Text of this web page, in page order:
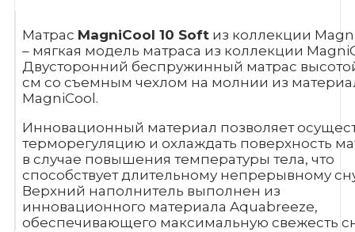
Матрас MagniCool 10 Soft из коллекции
– мягкая модель матраса из коллекции
Двусторонний беспружинный матрас
см со съемным чехлом на молнии из
MagniCool.
Инновационный материал позволяет
терморегуляцию и охлаждать поверхность
в случае повышения температуры тела, что
способствует длительному непрерывному
Верхний наполнитель выполнен из
инновационного материала Aquabreeze,
обеспечивающего максимальную свежесть